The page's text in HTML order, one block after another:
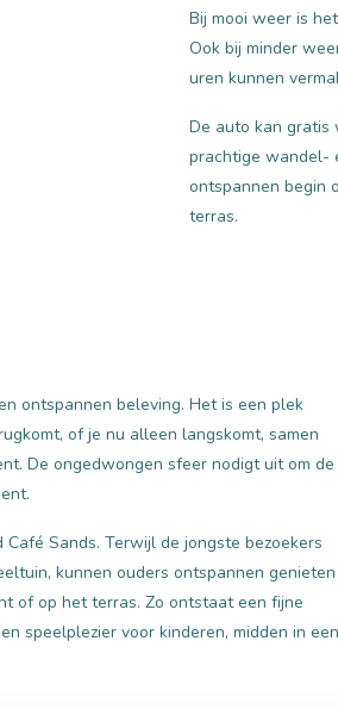
Bij mooi weer is
Ook bij minder
uren kunnen
De auto kan gratis
prachtige wandel-
ontspannen begin
terras.
ontspannen beleving. Het is een plek
of je nu alleen langskomt, samen
De ongedwongen sfeer nodigt uit om de
Sands. Terwijl de jongste bezoekers
kunnen ouders ontspannen genieten
of op het terras. Zo ontstaat een fijne
speelplezier voor kinderen, midden in een